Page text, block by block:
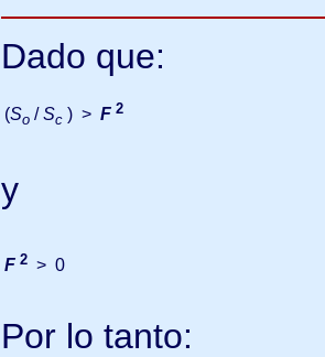
Dado que:
(So /Sc ) > F 2
y
F 2 > 0
Por lo tanto: